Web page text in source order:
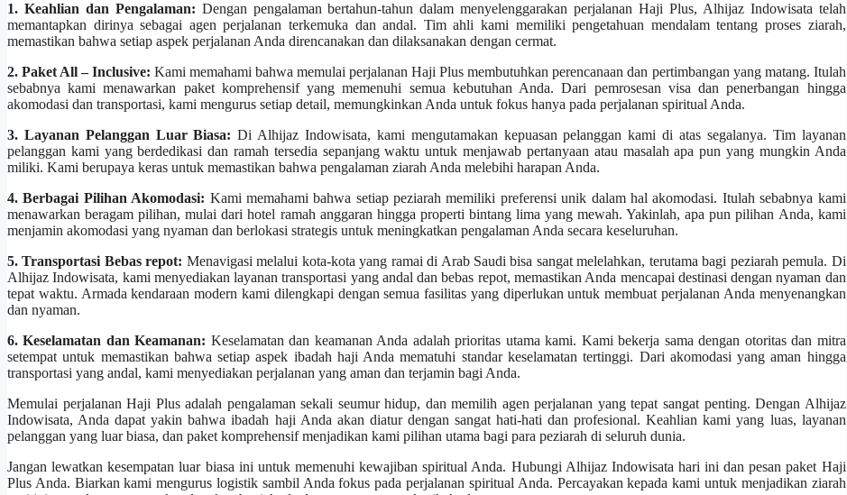
1. Keahlian dan Pengalaman: Dengan pengalaman bertahun-tahun dalam menyelenggarakan perjalanan Haji Plus, Alhijaz Indowisata telah
memantapkan dirinya sebagai agen perjalanan terkemuka dan andal. Tim ahli kami memiliki pengetahuan mendalam tentang proses ziarah,
memastikan bahwa setiap aspek perjalanan Anda direncanakan dan dilaksanakan dengan cermat.
2. Paket All – Inclusive: Kami memahami bahwa memulai perjalanan Haji Plus membutuhkan perencanaan dan pertimbangan yang matang. Itulah
sebabnya kami menawarkan paket komprehensif yang memenuhi semua kebutuhan Anda. Dari pemrosesan visa dan penerbangan hingga
akomodasi dan transportasi, kami mengurus setiap detail, memungkinkan Anda untuk fokus hanya pada perjalanan spiritual Anda.
3. Layanan Pelanggan Luar Biasa: Di Alhijaz Indowisata, kami mengutamakan kepuasan pelanggan kami di atas segalanya. Tim layanan
pelanggan kami yang berdedikasi dan ramah tersedia sepanjang waktu untuk menjawab pertanyaan atau masalah apa pun yang mungkin Anda
miliki. Kami berupaya keras untuk memastikan bahwa pengalaman ziarah Anda melebihi harapan Anda.
4. Berbagai Pilihan Akomodasi: Kami memahami bahwa setiap peziarah memiliki preferensi unik dalam hal akomodasi. Itulah sebabnya kami
menawarkan beragam pilihan, mulai dari hotel ramah anggaran hingga properti bintang lima yang mewah. Yakinlah, apa pun pilihan Anda, kami
menjamin akomodasi yang nyaman dan berlokasi strategis untuk meningkatkan pengalaman Anda secara keseluruhan.
5. Transportasi Bebas repot: Menavigasi melalui kota-kota yang ramai di Arab Saudi bisa sangat melelahkan, terutama bagi peziarah pemula. Di
Alhijaz Indowisata, kami menyediakan layanan transportasi yang andal dan bebas repot, memastikan Anda mencapai destinasi dengan nyaman dan
tepat waktu. Armada kendaraan modern kami dilengkapi dengan semua fasilitas yang diperlukan untuk membuat perjalanan Anda menyenangkan
dan nyaman.
6. Keselamatan dan Keamanan: Keselamatan dan keamanan Anda adalah prioritas utama kami. Kami bekerja sama dengan otoritas dan mitra
setempat untuk memastikan bahwa setiap aspek ibadah haji Anda mematuhi standar keselamatan tertinggi. Dari akomodasi yang aman hingga
transportasi yang andal, kami menyediakan perjalanan yang aman dan terjamin bagi Anda.
Memulai perjalanan Haji Plus adalah pengalaman sekali seumur hidup, dan memilih agen perjalanan yang tepat sangat penting. Dengan Alhijaz
Indowisata, Anda dapat yakin bahwa ibadah haji Anda akan diatur dengan sangat hati-hati dan profesional. Keahlian kami yang luas, layanan
pelanggan yang luar biasa, dan paket komprehensif menjadikan kami pilihan utama bagi para peziarah di seluruh dunia.
Jangan lewatkan kesempatan luar biasa ini untuk memenuhi kewajiban spiritual Anda. Hubungi Alhijaz Indowisata hari ini dan pesan paket Haji
Plus Anda. Biarkan kami mengurus logistik sambil Anda fokus pada perjalanan spiritual Anda. Percayakan kepada kami untuk menjadikan ziarah